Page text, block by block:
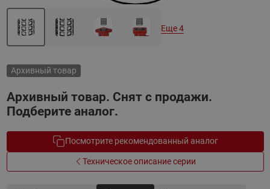
Архивный товар
Архивный товар. Снят с продажи.
Подберите аналог.
Посмотрите рекомендованный аналог
Техническое описание серии
Еще 4